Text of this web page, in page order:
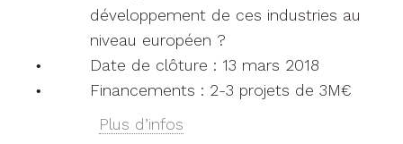
développement de ces industries au
niveau européen ?
Date de clôture : 13 mars 2018
Financements : 2-3 projets de 3M€
Plus d’infos